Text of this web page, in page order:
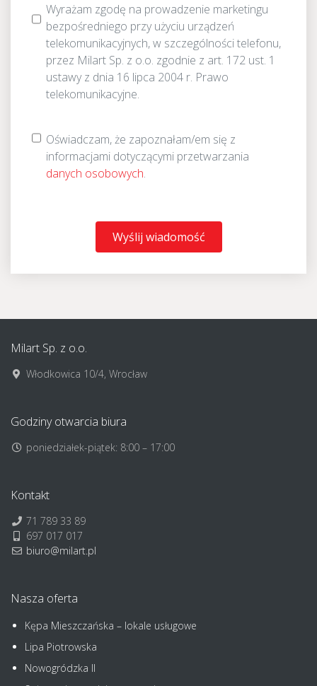
Wyrażam zgodę na prowadzenie marketingu
bezpośredniego przy użyciu urządzeń
telekomunikacyjnych, w szczególności telefonu,
przez Milart Sp. z o.o. zgodnie z art. 172 ust. 1
ustawy z dnia 16 lipca 2004 r. Prawo
telekomunikacyjne.
Oświadczam, że zapoznałam/em się z
informacjami dotyczącymi przetwarzania
danych osobowych.
Wyślij wiadomość
Milart Sp. z o.o.
Włodkowica 10/4, Wrocław
Godziny otwarcia biura
poniedziałek-piątek: 8:00 – 17:00
Kontakt
71 789 33 89
697 017 017
biuro@milart.pl
Nasza oferta
Kępa Mieszczańska – lokale usługowe
Lipa Piotrowska
Nowogródzka II